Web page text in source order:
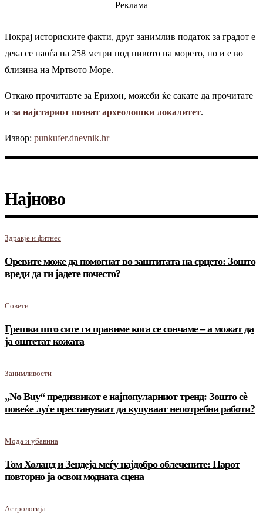
Реклама
Покрај историските факти, друг занимлив податок за градот е
дека се наоѓа на 258 метри под нивото на морето, но и е во
близина на Мртвото Море.
Откако прочитавте за Ерихон, можеби ќе сакате да прочитате
и за најстариот познат археолошки локалитет.
Извор: punkufer.dnevnik.hr
Најново
Здравје и фитнес
Оревите може да помогнат во заштитата на срцето: Зошто
вреди да ги јадете почесто?
Совети
Грешки што сите ги правиме кога се сончаме – а можат да
ја оштетат кожата
Занимливости
„No Buy“ предизвикот е најпопуларниот тренд: Зошто сè
повеќе луѓе престануваат да купуваат непотребни работи?
Мода и убавина
Том Холанд и Зендеја меѓу најдобро облечените: Парот
повторно ја освои модната сцена
Астрологија